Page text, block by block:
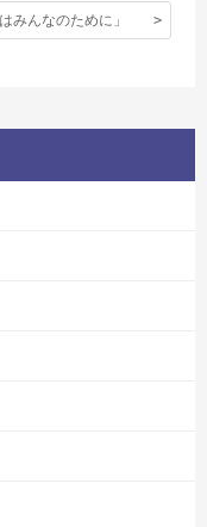
みんなのために」